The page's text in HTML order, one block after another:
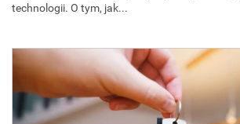
technologii. O tym, jak...